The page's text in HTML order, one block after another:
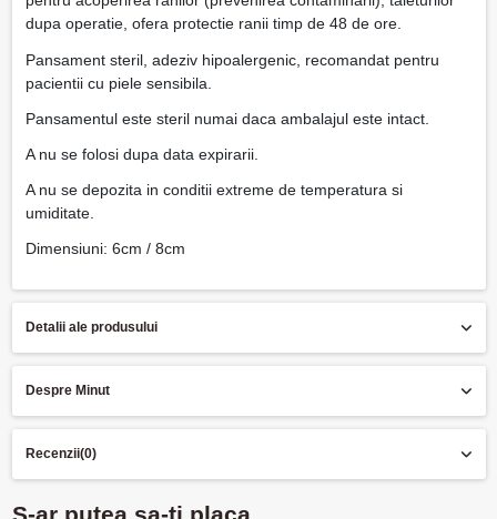
dupa operatie, ofera protectie ranii timp de 48 de ore.
Pansament steril, adeziv hipoalergenic, recomandat pentru
pacientii cu piele sensibila.
Pansamentul este steril numai daca ambalajul este intact.
A nu se folosi dupa data expirarii.
A nu se depozita in conditii extreme de temperatura si
umiditate.
Dimensiuni: 6cm / 8cm
Detalii ale produsului
Despre Minut
Recenzii(0)